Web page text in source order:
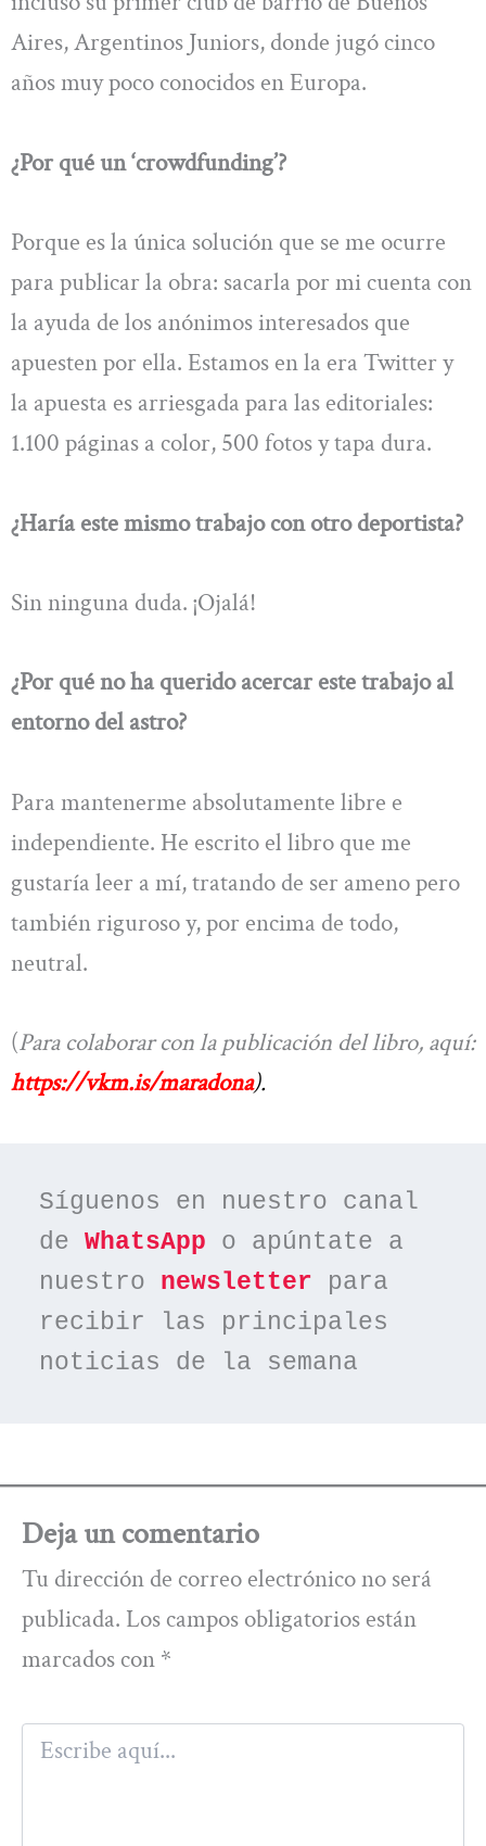
Aires, Argentinos Juniors, donde jugó cinco
años muy poco conocidos en Europa.
¿Por qué un ‘crowdfunding’?
Porque es la única solución que se me ocurre
para publicar la obra: sacarla por mi cuenta con
la ayuda de los anónimos interesados que
apuesten por ella. Estamos en la era Twitter y
la apuesta es arriesgada para las editoriales:
1.100 páginas a color, 500 fotos y tapa dura.
¿Haría este mismo trabajo con otro deportista?
Sin ninguna duda. ¡Ojalá!
¿Por qué no ha querido acercar este trabajo al
entorno del astro?
Para mantenerme absolutamente libre e
independiente. He escrito el libro que me
gustaría leer a mí, tratando de ser ameno pero
también riguroso y, por encima de todo,
neutral.
(Para colaborar con la publicación del libro, aquí:
https://vkm.is/maradona).
Síguenos en nuestro canal
de WhatsApp o apúntate a
nuestro newsletter para
recibir las principales
noticias de la semana
Deja un comentario
Tu dirección de correo electrónico no será
publicada. Los campos obligatorios están
marcados con *
Escribe
aquí...